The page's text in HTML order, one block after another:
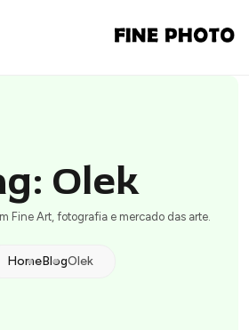
Olek
Fine Art, fotografia e mercado das arte.
HomeBlogOlek